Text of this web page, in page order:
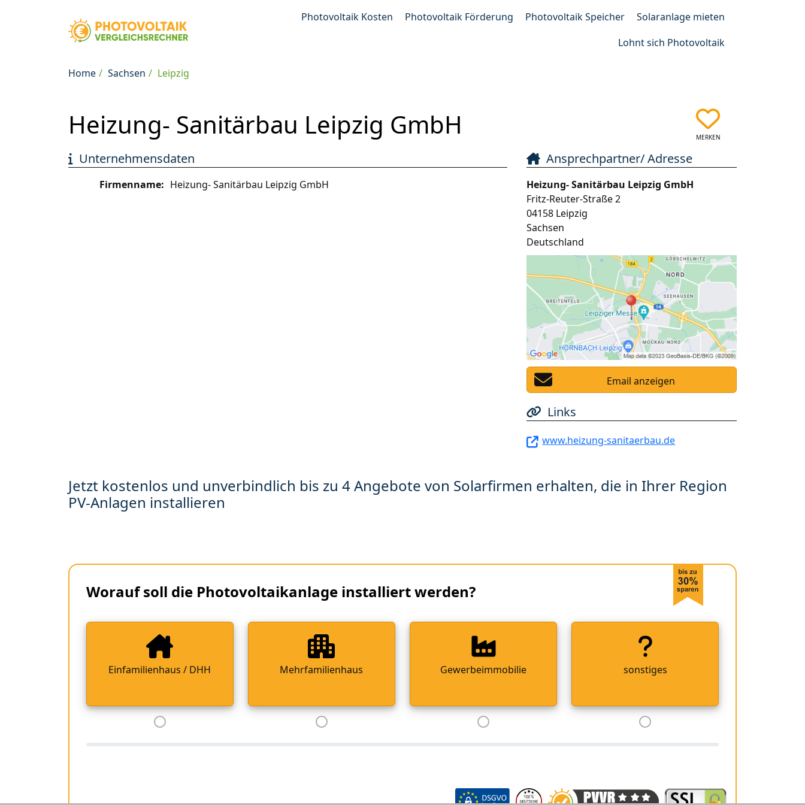
Photovoltaik Kosten Photovoltaik Förderung Photovoltaik Speicher
Solaranlage mieten
Lohnt sich Photovoltaik
Home Sachsen Leipzig
Heizung- Sanitärbau Leipzig GmbH MERKEN
Unternehmensdaten
Firmenname: Heizung- Sanitärbau Leipzig GmbH
Ansprechpartner/ Adresse
Heizung- Sanitärbau Leipzig GmbH
Fritz-Reuter-Straße 2
04158 Leipzig
Sachsen
Deutschland
Email anzeigen
Links
www.heizung-sanitaerbau.de
Jetzt kostenlos und unverbindlich bis zu 4 Angebote von Solarfirmen erhalten, die in Ihrer Region
PV-Anlagen installieren
Worauf soll die Photovoltaikanlage installiert werden?
Einfamilienhaus / DHH Mehrfamilienhaus Gewerbeimmobilie sonstiges